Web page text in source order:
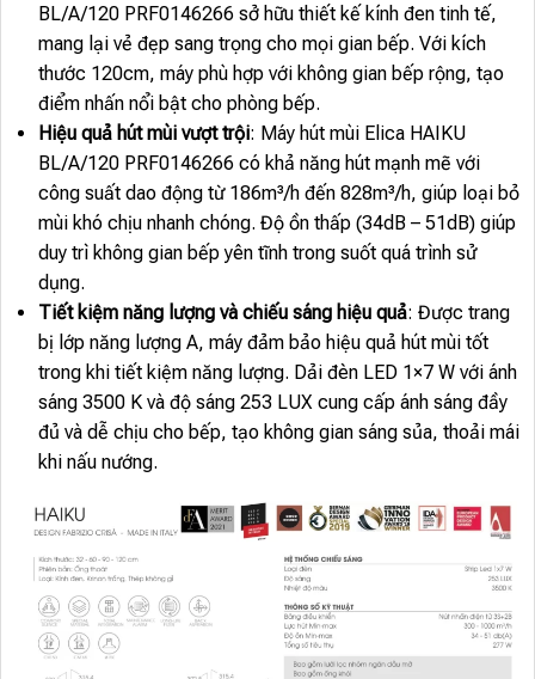
BL/A/120 PRF0146266 sở hữu thiết kế kính đen tinh tế,
mang lại vẻ đẹp sang trọng cho mọi gian bếp. Với kích
thước 120cm, máy phù hợp với không gian bếp rộng, tạo
điểm nhấn nổi bật cho phòng bếp.
Hiệu quả hút mùi vượt trội: Máy hút mùi Elica HAIKU
BL/A/120 PRF0146266 có khả năng hút mạnh mẽ với
công suất dao động từ 186m³/h đến 828m³/h, giúp loại bỏ
mùi khó chịu nhanh chóng. Độ ồn thấp (34dB – 51dB) giúp
duy trì không gian bếp yên tĩnh trong suốt quá trình sử
dụng.
Tiết kiệm năng lượng và chiếu sáng hiệu quả: Được trang
bị lớp năng lượng A, máy đảm bảo hiệu quả hút mùi tốt
trong khi tiết kiệm năng lượng. Dải đèn LED 1×7 W với ánh
sáng 3500 K và độ sáng 253 LUX cung cấp ánh sáng đầy
đủ và dễ chịu cho bếp, tạo không gian sáng sủa, thoải mái
khi nấu nướng.